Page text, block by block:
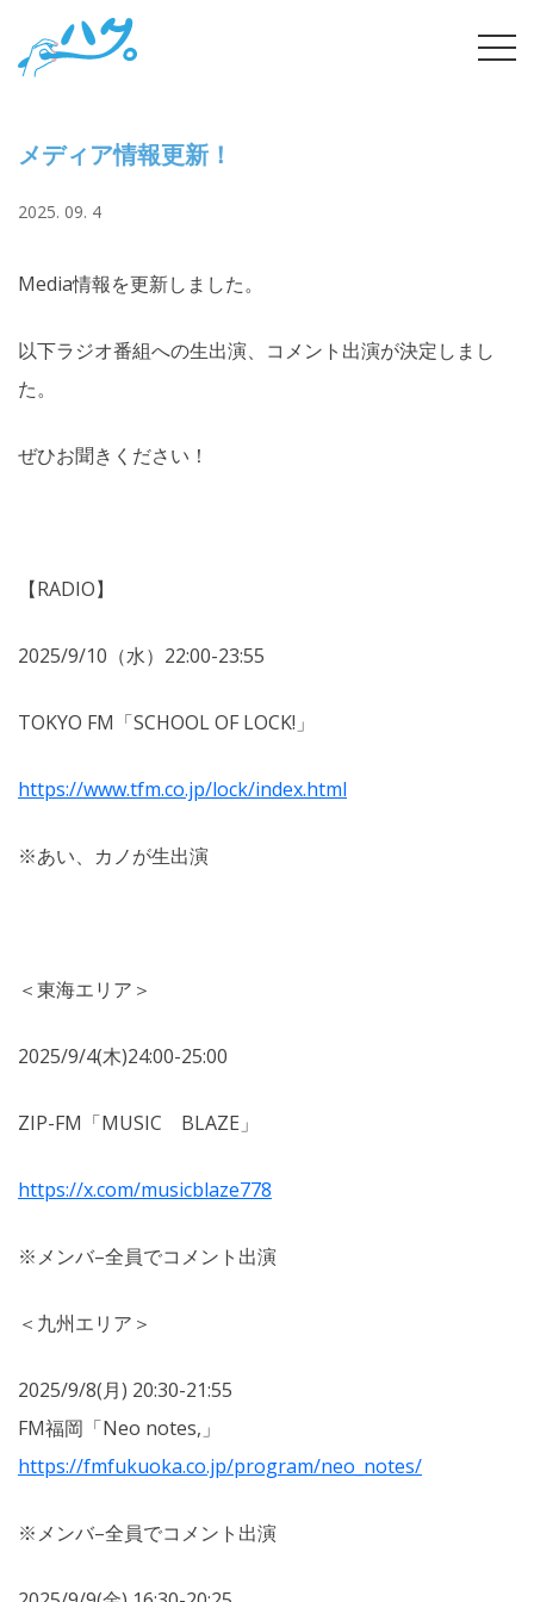
メディア情報更新！
2025. 09. 4
Media情報を更新しました。
以下ラジオ番組への生出演、コメント出演が決定しまし
た。
ぜひお聞きください！
【RADIO】
2025/9/10（水）22:00-23:55
TOKYO FM「SCHOOL OF LOCK!」
https://www.tfm.co.jp/lock/index.html
※あい、カノが生出演
＜東海エリア＞
2025/9/4(木)24:00-25:00
ZIP-FM「MUSIC BLAZE」
https://x.com/musicblaze778
※メンバ–全員でコメント出演
＜九州エリア＞
2025/9/8(月) 20:30-21:55
FM福岡「Neo notes,」
https://fmfukuoka.co.jp/program/neo_notes/
※メンバ–全員でコメント出演